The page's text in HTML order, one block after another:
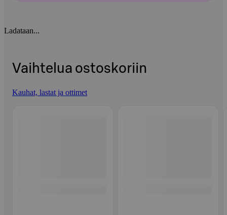
Ladataan...
Vaihtelua ostoskoriin
Kauhat, lastat ja ottimet